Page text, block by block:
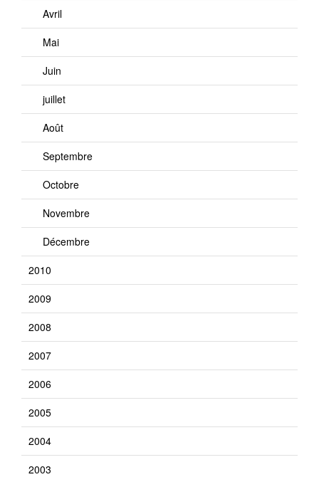
Avril
Mai
Juin
juillet
Août
Septembre
Octobre
Novembre
Décembre
2010
2009
2008
2007
2006
2005
2004
2003